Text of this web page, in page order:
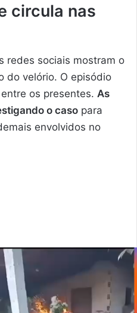
circula nas
redes sociais mostram o
do velório. O episódio
entre os presentes. As
o caso para
envolvidos no